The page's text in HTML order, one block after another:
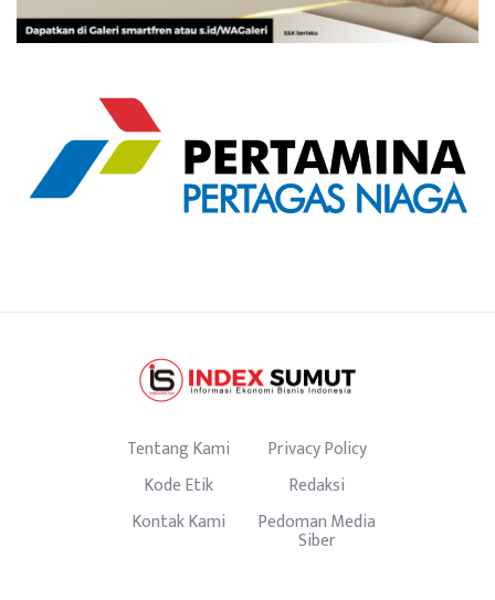
Tentang Kami
Privacy Policy
Kode Etik
Redaksi
Kontak Kami
Pedoman Media
Siber